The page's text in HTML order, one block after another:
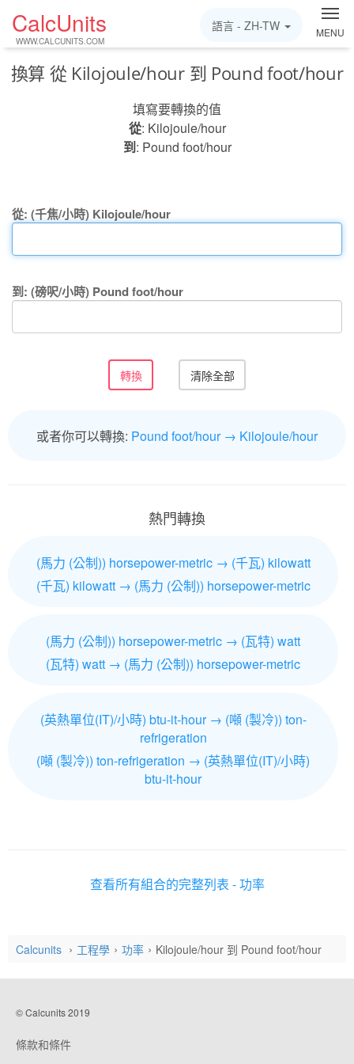
CalcUnits
WWW.CALCUNITS.COM
MENU
語言 - ZH-TW
換算 從 Kilojoule/hour 到 Pound foot/hour
填寫要轉換的值
從: Kilojoule/hour
到: Pound foot/hour
從: (千焦/小時) Kilojoule/hour
到: (磅呎/小時) Pound foot/hour
或者你可以轉換: Pound foot/hour → Kilojoule/hour
熱門轉換
(馬力 (公制)) horsepower-metric → (千瓦) kilowatt
(千瓦) kilowatt → (馬力 (公制)) horsepower-metric
(馬力 (公制)) horsepower-metric → (瓦特) watt
(瓦特) watt → (馬力 (公制)) horsepower-metric
(英熱單位(IT)/小時) btu-it-hour → (噸 (製冷)) ton-
refrigeration
(噸 (製冷)) ton-refrigeration → (英熱單位(IT)/小時)
btu-it-hour
查看所有組合的完整列表 - 功率
Calcunits 工程學 功率 Kilojoule/hour 到 Pound foot/hour
© Calcunits 2019
條款和條件